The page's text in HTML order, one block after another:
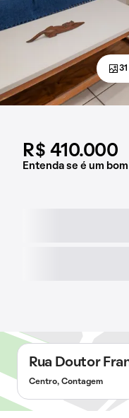
R$ 410.000
Entenda se é um
Rua Doutor
Centro, Contagem